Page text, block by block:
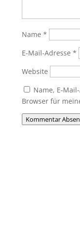
Name *
E-Mail-Adresse *
Website
Name, E-
Browser für
Kommentar